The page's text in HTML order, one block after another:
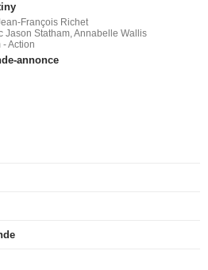
François Richet
Jason Statham, Annabelle Wallis
- Action
annonce